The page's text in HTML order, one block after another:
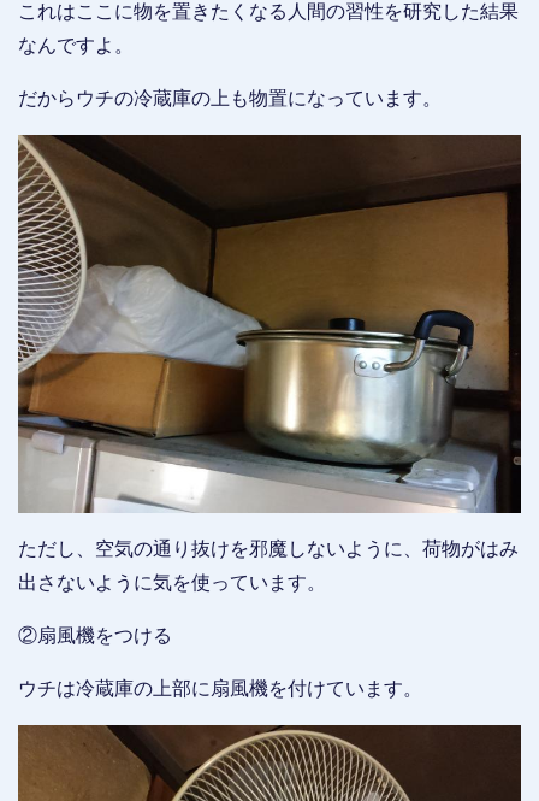
これはここに物を置きたくなる人間の習性を研究した結果
なんですよ。
だからウチの冷蔵庫の上も物置になっています。
ただし、空気の通り抜けを邪魔しないように、荷物がはみ
出さないように気を使っています。
②扇風機をつける
ウチは冷蔵庫の上部に扇風機を付けています。